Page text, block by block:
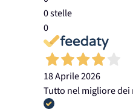
0 stelle
0
18 Aprile 2026
Tutto nel migliore dei